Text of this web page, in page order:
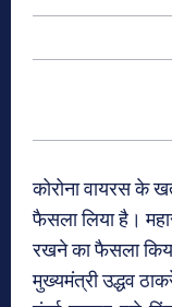
कोरोना वायरस के
फैसला लिया है।
रखने का फैसला
मुख्यमंत्री उद्धव